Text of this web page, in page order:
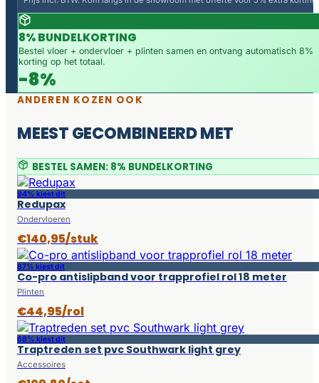
8% BUNDELKORTING
Bestel vloer + ondervloer + plinten samen en ontvang automatisch 8%
korting op het totaal.
-8%
ANDEREN KOZEN OOK
MEEST GECOMBINEERD MET
BESTEL SAMEN: 8% BUNDELKORTING
94% kiest dit
Redupax
Ondervloeren
€140,95/stuk
87% kiest dit
Co-pro antislipband voor trapprofiel rol 18 meter
Plinten
€44,95/rol
68% kiest dit
Traptreden set pvc Southwark light grey
Accessoires